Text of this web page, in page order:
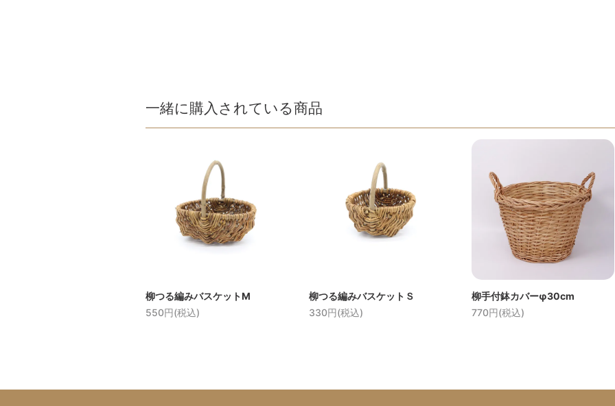
一緒に購入されている商品
柳つる編みバスケットM
550円(税込)
柳つる編みバスケットＳ
330円(税込)
柳手付鉢カバーφ30cm
770円(税込)